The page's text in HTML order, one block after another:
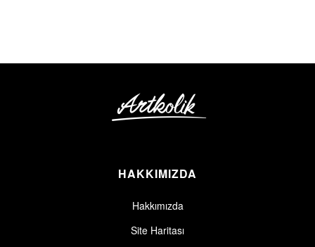
HAKKIMIZDA
Hakkımızda
Site Haritası